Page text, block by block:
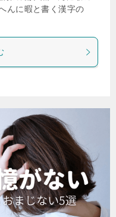
んに暇と書く漢字の